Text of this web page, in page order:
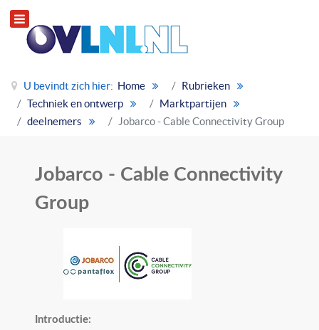
U bevindt zich hier: Home
Rubrieken
Techniek en ontwerp
Marktpartijen
deelnemers
Jobarco - Cable Connectivity Group
Jobarco - Cable Connectivity
Group
Introductie: